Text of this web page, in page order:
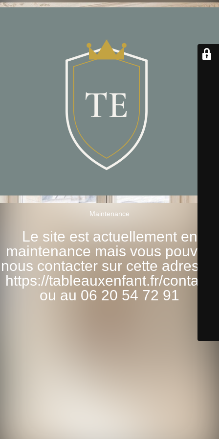
Maintenance
Le site est actuellement en
maintenance mais vous pouvez
nous contacter sur cette adresse:
https://tableauxenfant.fr/contact/
ou au 06 20 54 72 91